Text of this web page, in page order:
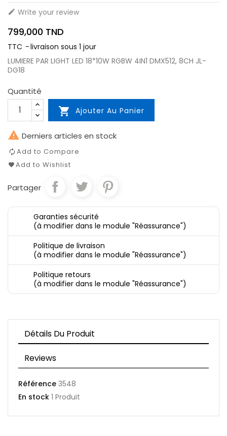
 Write your review
799,000 TND
TTC
livraison sous 1 jour
LUMIERE PAR LIGHT LED 18*10W RGBW 4IN1 DMX512, 8CH JL-
DG18
Quantité
 Ajouter Au Panier
 Derniers articles en stock
Add to Compare
Add to Wishlist
Partager
Garanties sécurité
(à modifier dans le module "Réassurance")
Politique de livraison
(à modifier dans le module "Réassurance")
Politique retours
(à modifier dans le module "Réassurance")
Détails Du Produit
Reviews
Référence 3548
En stock 1 Produit